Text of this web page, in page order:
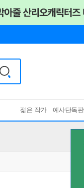
젊은 작가 예사단독